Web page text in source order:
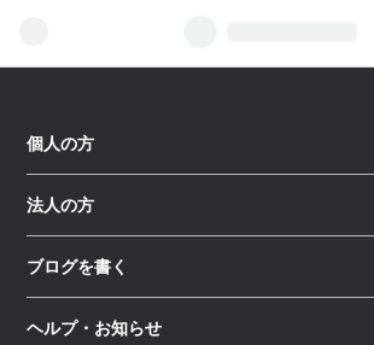
個人の方
法人の方
ブログを書く
ヘルプ・お知らせ